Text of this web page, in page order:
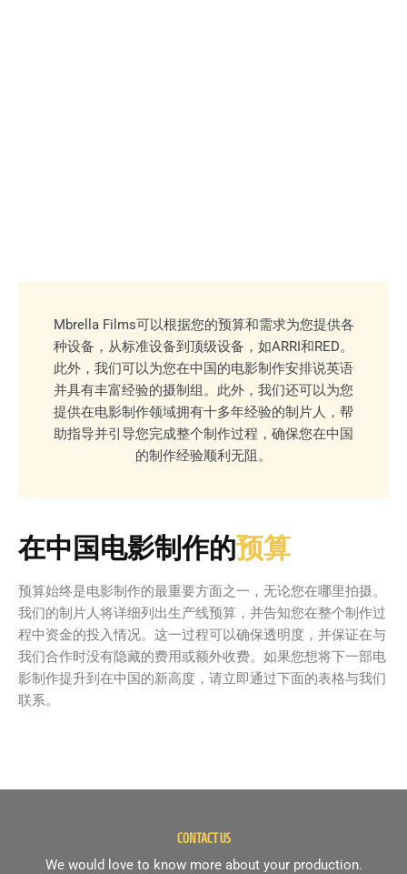
Mbrella Films可以根据您的预算和需求为您提供各
种设备，从标准设备到顶级设备，如ARRI和RED。
此外，我们可以为您在中国的电影制作安排说英语
并具有丰富经验的摄制组。此外，我们还可以为您
提供在电影制作领域拥有十多年经验的制片人，帮
助指导并引导您完成整个制作过程，确保您在中国
的制作经验顺利无阻。
在中国电影制作的预算
预算始终是电影制作的最重要方面之一，无论您在哪里拍摄。
我们的制片人将详细列出生产线预算，并告知您在整个制作过
程中资金的投入情况。这一过程可以确保透明度，并保证在与
我们合作时没有隐藏的费用或额外收费。如果您想将下一部电
影制作提升到在中国的新高度，请立即通过下面的表格与我们
联系。
CONTACT US
We would love to know more about your production.